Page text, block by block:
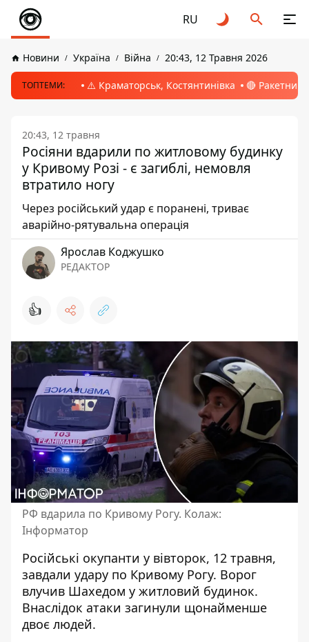
RU
Новини Україна Війна 20:43, 12 Травня 2026
ТОПТЕМИ: ⚠️ Краматорськ, Костянтинівка 🔴 Ракетний
20:43, 12 травня
Росіяни вдарили по житловому будинку
у Кривому Розі - є загиблі, немовля
втратило ногу
Через російський удар є поранені, триває
аварійно-рятувальна операція
Ярослав Коджушко
РЕДАКТОР
👍
РФ вдарила по Кривому Рогу. Колаж:
Інформатор
Російські окупанти у вівторок, 12 травня,
завдали удару по Кривому Рогу. Ворог
влучив Шахедом у житловий будинок.
Внаслідок атаки загинули щонайменше
двоє людей.